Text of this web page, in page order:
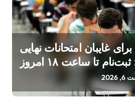
غایبان امتحانات نهایی
تا ساعت ۱۸ امروز
2026